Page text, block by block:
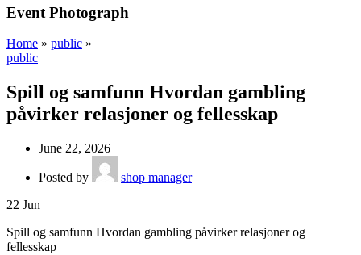
Event Photograph
Home » public »
public
Spill og samfunn Hvordan gambling
påvirker relasjoner og fellesskap
June 22, 2026
Posted by
shop manager
22 Jun
Spill og samfunn Hvordan gambling påvirker relasjoner og
fellesskap